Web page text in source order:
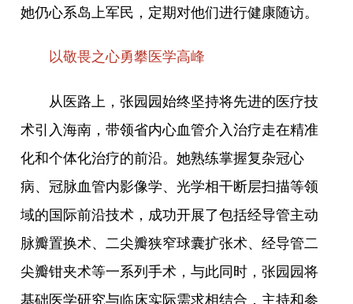
她仍心系岛上军民，定期对他们进行健康随访。
以敬畏之心勇攀医学高峰
从医路上，张园园始终坚持将先进的医疗技
术引入海南，带领省内心血管介入治疗走在精准
化和个体化治疗的前沿。她熟练掌握复杂冠心
病、冠脉血管内影像学、光学相干断层扫描等领
域的国际前沿技术，成功开展了包括经导管主动
脉瓣置换术、二尖瓣狭窄球囊扩张术、经导管二
尖瓣钳夹术等一系列手术，与此同时，张园园将
基础医学研究与临床实际需求相结合，主持和参